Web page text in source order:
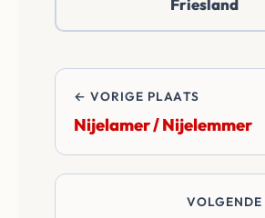
betalen alle
overdrachtskosten
Friesland
← VORIGE PLAATS
Nijelamer / Nijelemmer